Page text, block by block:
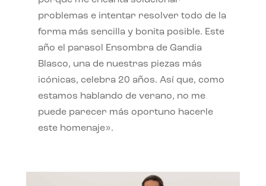
problemas e intentar resolver todo de la
forma más sencilla y bonita posible. Este
año el parasol Ensombra de Gandia
Blasco, una de nuestras piezas más
icónicas, celebra 20 años. Así que, como
estamos hablando de verano, no me
puede parecer más oportuno hacerle
este homenaje».